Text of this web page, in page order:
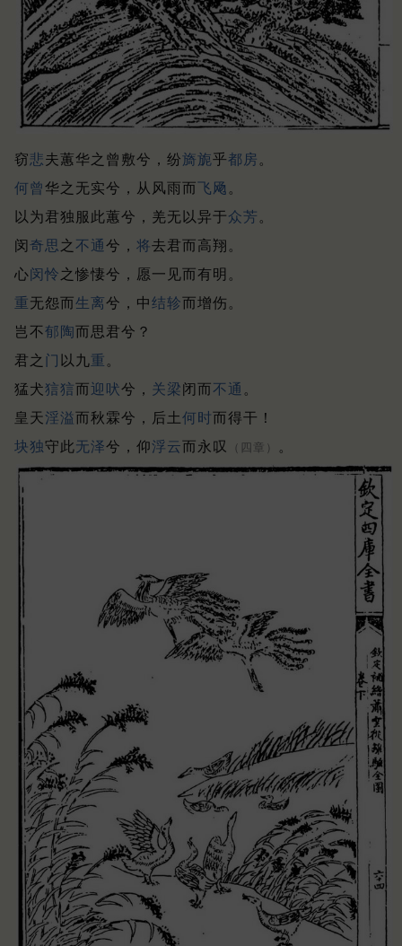
窃悲夫蕙华之曾敷兮，纷旖旎乎都房 。
何曾华之无实兮，从风雨而飞飏 。
以为君独服此蕙兮，羌无以异于众芳 。
闵 奇思 之 不通兮， 将去君而高翔。
心闵 怜 之惨悽兮，愿一见而有明。
重无怨而生离兮，中结轸而增伤。
岂不郁陶而思君兮？
君之 门 以九重 。
猛犬狺狺而迎吠兮， 关梁闭而不通 。
皇天淫溢而秋霖兮，后土何时而得干！
块独守此无泽兮，仰浮云而永叹 （四章） 。